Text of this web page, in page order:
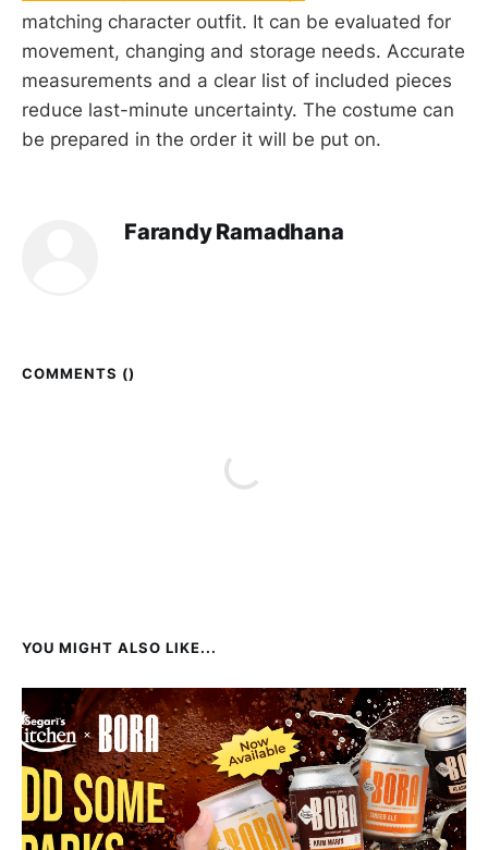
matching character outfit. It can be evaluated for
movement, changing and storage needs. Accurate
measurements and a clear list of included pieces
reduce last-minute uncertainty. The costume can
be prepared in the order it will be put on.
Farandy Ramadhana
COMMENTS ()
YOU MIGHT ALSO LIKE...